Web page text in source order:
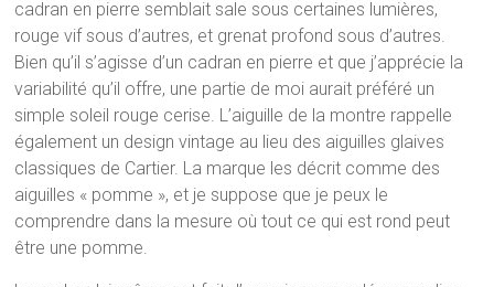
cadran en pierre semblait sale sous certaines lumières,
rouge vif sous d’autres, et grenat profond sous d’autres.
Bien qu’il s’agisse d’un cadran en pierre et que j’apprécie la
variabilité qu’il offre, une partie de moi aurait préféré un
simple soleil rouge cerise. L’aiguille de la montre rappelle
également un design vintage au lieu des aiguilles glaives
classiques de Cartier. La marque les décrit comme des
aiguilles « pomme », et je suppose que je peux le
comprendre dans la mesure où tout ce qui est rond peut
être une pomme.